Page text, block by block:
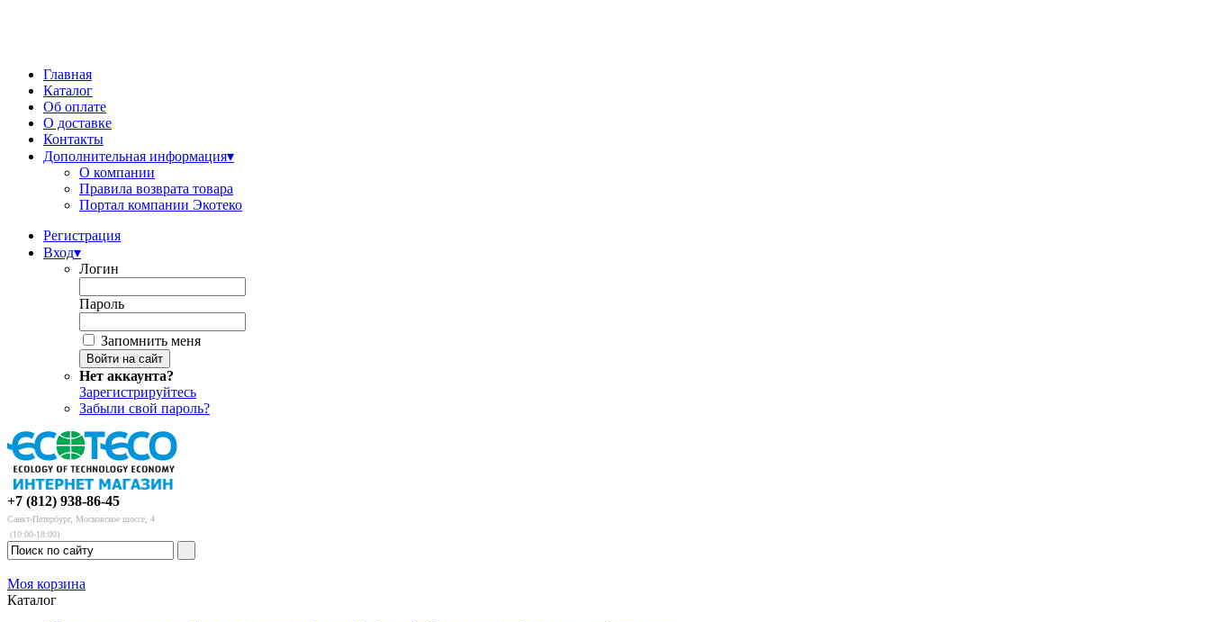
Главная
Каталог
Об оплате
О доставке
Контакты
Дополнительная информация▾
О компании
Правила возврата товара
Портал компании Экотеко
Регистрация
Вход▾
Логин
Пароль
Запомнить меня
Нет аккаунта?
Зарегистрируйтесь
Забыли свой пароль?
+7 (812) 938-86-45
Санкт-Петербург, Московское шоссе, 4
(10:00-18:00)
Моя корзина
Каталог